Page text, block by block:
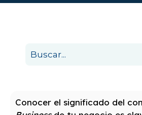
Conocer el significado del